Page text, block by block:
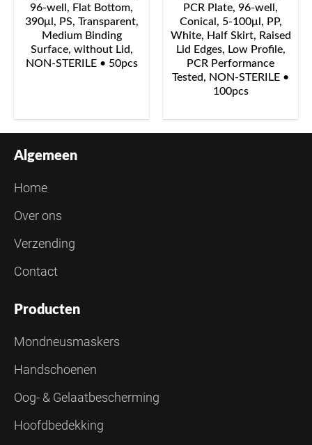
96-well, Flat Bottom,
390μl, PS, Transparent,
Medium Binding
Surface, without Lid,
NON-STERILE • 50pcs
PCR Plate, 96-well,
Conical, 5-100μl, PP,
White, Half Skirt, Raised
Lid Edges, Low Profile,
PCR Performance
Tested, NON-STERILE •
100pcs
Algemeen
Home
Over ons
Verzending
Contact
Producten
Mondneusmaskers
Handschoenen
Oog- & Gelaatbescherming
Hoofdbedekking